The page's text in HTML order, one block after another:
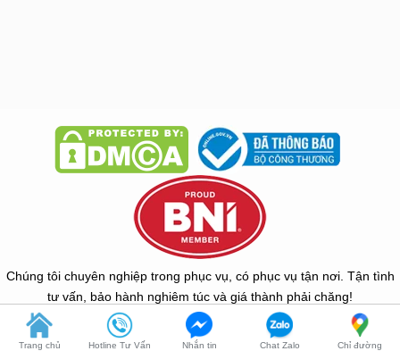
Chúng tôi chuyên nghiệp trong phục vụ, có phục vụ tận nơi. Tận tình
tư vấn, bảo hành nghiêm túc và giá thành phải chăng!
Copyright © 2026 -
ZKar Auto
Trang chủ Hotline Tư Vấn Nhắn tin Chat Zalo Chỉ đường